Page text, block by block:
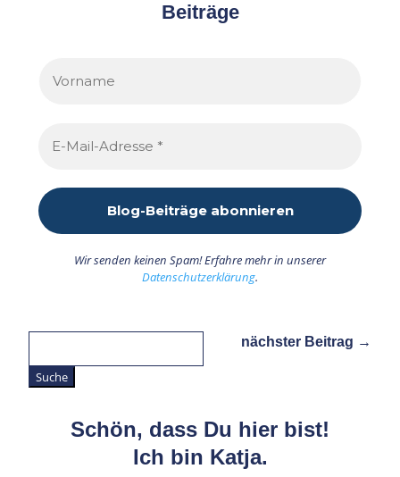
Beiträge
Wir senden keinen Spam! Erfahre mehr in unserer
Datenschutzerklärung.
nächster Beitrag →
nach:
Schön, dass Du hier bist!
Ich bin Katja.